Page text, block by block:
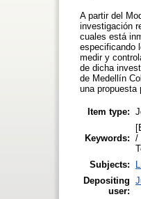
A partir del
investigación
cuales está
especificando
medir y
de dicha
de Medellín
una propuesta
Item type:
Keywords: /
Subjects:
Depositing
user: